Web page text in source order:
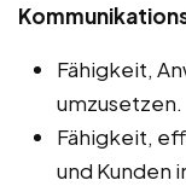
Fähigkeit,
umzusetzen.
Fähigkeit,
und Kunden